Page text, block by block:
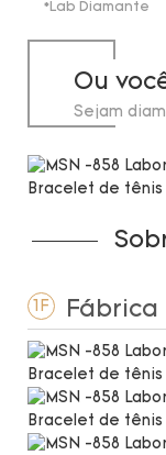
*Lab Diamante
Ou
Sejam
1F Fábrica